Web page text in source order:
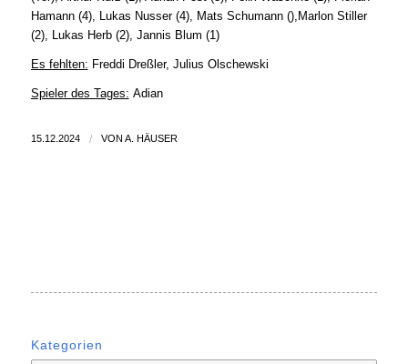
Hamann (4), Lukas Nusser (4), Mats Schumann (),Marlon Stiller
(2), Lukas Herb (2), Jannis Blum (1)
Es fehlten: Freddi Dreßler, Julius Olschewski
Spieler des Tages: Adian
15.12.2024 / VON A. HÄUSER
Kategorien